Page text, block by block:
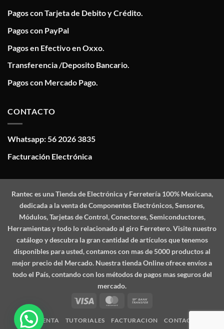
Pagos con Tarjeta de Debito y Crédito.
Pagos con PayPal
Pagos en Efectivo en Oxxo.
Transferencia /Deposito Bancario.
Pagos con Mercado Pago.
CONTACTO
Whatsapp: 56 2026 3835
Facturación Electrónica
Ranteces una Tienda de Electrónica y Ferretería 100% Mexicana,
dedicada a la venta de Componentes Electrónicos, Sensores,
Módulos, Tarjetas de Control, Conectores, Semiconductores,
Herramientas y todo lo relacionado al giro Ferretero. Visite nuestro
catálogo y descubra la gran cantidad de artículos que tenemos
disponibles para usted, contamos con mas de 5000 productos al
mejor precio del Mercado. Nuestra tienda Online ofrece envíos a
todo el País, contando con los métodos de pagos mas seguros del
mercado.
Visa
MasterCard
MI CUENTA TUTORIALES FACTURACION CONTACTO